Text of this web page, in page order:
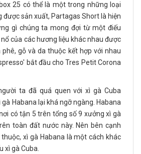
25 có thể là một trong những loại
sản xuất, Partagas Short là hiện
gì chúng ta mong đợi từ một điếu
của các hương liệu khác nhau được
gỗ và da thuộc kết hợp với nhau
bắt đầu cho Tres Petit Corona
ta đã quá quen với xì gà Cuba
Habana lại khá ngỡ ngàng. Habana
có tận 5 trên tổng số 9 xưởng xì gà
toàn đất nước này. Nên bên cạnh
xì gà Habana là một cách khác
xì gà Cuba.